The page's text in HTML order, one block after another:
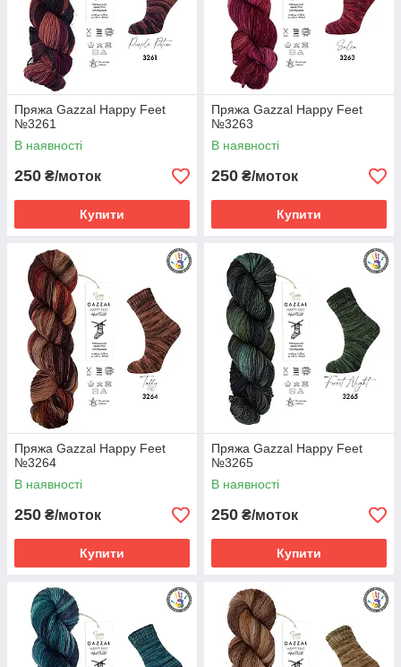
Пряжа Gazzal Happy Feet
№3261
В наявності
250 ₴/моток
Купити
Пряжа Gazzal Happy Feet
№3263
В наявності
250 ₴/моток
Купити
Пряжа Gazzal Happy Feet
№3264
В наявності
250 ₴/моток
Купити
Пряжа Gazzal Happy Feet
№3265
В наявності
250 ₴/моток
Купити